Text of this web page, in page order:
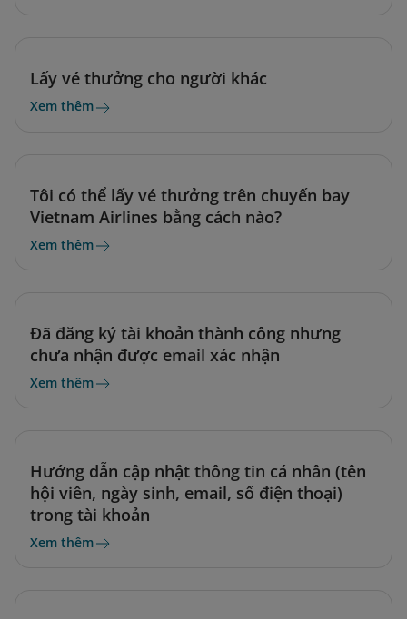
Lấy vé thưởng cho người khác
Xem thêm
Tôi có thể lấy vé thưởng trên chuyến bay
Vietnam Airlines bằng cách nào?
Xem thêm
Đã đăng ký tài khoản thành công nhưng
chưa nhận được email xác nhận
Xem thêm
Hướng dẫn cập nhật thông tin cá nhân (tên
hội viên, ngày sinh, email, số điện thoại)
trong tài khoản
Xem thêm